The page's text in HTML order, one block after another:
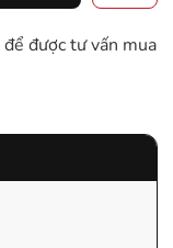
để được tư vấn mua